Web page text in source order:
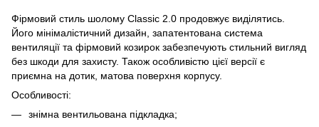
Фірмовий стиль шолому Classic 2.0 продовжує виділятись.
Його мінімалістичний дизайн, запатентована система
вентиляції та фірмовий козирок забезпечують стильний вигляд
без шкоди для захисту. Також особливістю цієї версії є
приємна на дотик, матова поверхня корпусу.
Особливості:
знімна вентильована підкладка;